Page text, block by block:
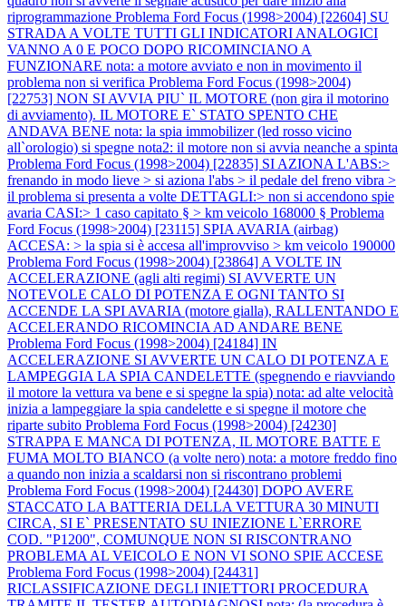
riprogrammazione Problema Ford Focus (1998>2004) [22604] SU
STRADA A VOLTE TUTTI GLI INDICATORI ANALOGICI
VANNO A 0 E POCO DOPO RICOMINCIANO A
FUNZIONARE nota: a motore avviato e non in movimento il
problema non si verifica Problema Ford Focus (1998>2004)
[22753] NON SI AVVIA PIU` IL MOTORE (non gira il motorino
di avviamento). IL MOTORE E` STATO SPENTO CHE
ANDAVA BENE nota: la spia immobilizer (led rosso vicino
all`orologio) si spegne nota2: il motore non si avvia neanche a spinta
Problema Ford Focus (1998>2004) [22835] SI AZIONA L'ABS:>
frenando in modo lieve > si aziona l'abs > il pedale del freno vibra >
il problema si presenta a volte DETTAGLI:> non si accendono spie
avaria CASI:> 1 caso capitato § > km veicolo 168000 § Problema
Ford Focus (1998>2004) [23115] SPIA AVARIA (airbag)
ACCESA: > la spia si è accesa all'improvviso > km veicolo 190000
Problema Ford Focus (1998>2004) [23864] A VOLTE IN
ACCELERAZIONE (agli alti regimi) SI AVVERTE UN
NOTEVOLE CALO DI POTENZA E OGNI TANTO SI
ACCENDE LA SPI AVARIA (motore gialla), RALLENTANDO E
ACCELERANDO RICOMINCIA AD ANDARE BENE
Problema Ford Focus (1998>2004) [24184] IN
ACCELERAZIONE SI AVVERTE UN CALO DI POTENZA E
LAMPEGGIA LA SPIA CANDELETTE (spegnendo e riavviando
il motore la vettura va bene e si spegne la spia) nota: ad alte velocità
inizia a lampeggiare la spia candelette e si spegne il motore che
riparte subito Problema Ford Focus (1998>2004) [24230]
STRAPPA E MANCA DI POTENZA, IL MOTORE BATTE E
FUMA MOLTO BIANCO (a volte nero) nota: a motore freddo fino
a quando non inizia a scaldarsi non si riscontrano problemi
Problema Ford Focus (1998>2004) [24430] DOPO AVERE
STACCATO LA BATTERIA DELLA VETTURA 30 MINUTI
CIRCA, SI E` PRESENTATO SU INIEZIONE L`ERRORE
COD. "P1200", COMUNQUE NON SI RISCONTRANO
PROBLEMA AL VEICOLO E NON VI SONO SPIE ACCESE
Problema Ford Focus (1998>2004) [24431]
RICLASSIFICAZIONE DEGLI INIETTORI PROCEDURA